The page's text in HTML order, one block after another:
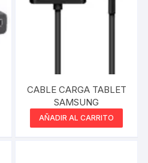
CABLE CARGA TABLET
SAMSUNG
AÑADIR AL CARRITO